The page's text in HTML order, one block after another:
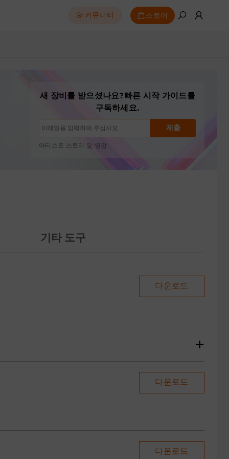
커뮤니티 스토어
새 장비를 받으셨나요?빠른 시작 가이드를
구독하세요.
제출
구독 해지: 언제든지 한 번의 클릭으로
신제품 출시 및 특별 혜택
아티스트 스토리 및 영감
이메일은 요청한 콘텐츠 발송에만 사용됩니다
기타 도구
다운로드
+
다운로드
다운로드